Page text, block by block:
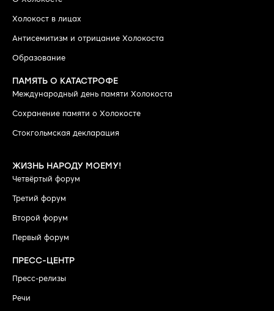
Холокост в лицах
Антисемитизм и отрицание Холокоста
Образование
ПАМЯТЬ О КАТАСТРОФЕ
Международный день памяти Холокоста
Сохранение памяти о Холокосте
Стокгольмская декларация
ЖИЗНЬ НАРОДУ МОЕМУ!
Четвёртый форум
Третий форум
Второй форум
Первый форум
ПРЕСС-ЦЕНТР
Пресс-релизы
Речи